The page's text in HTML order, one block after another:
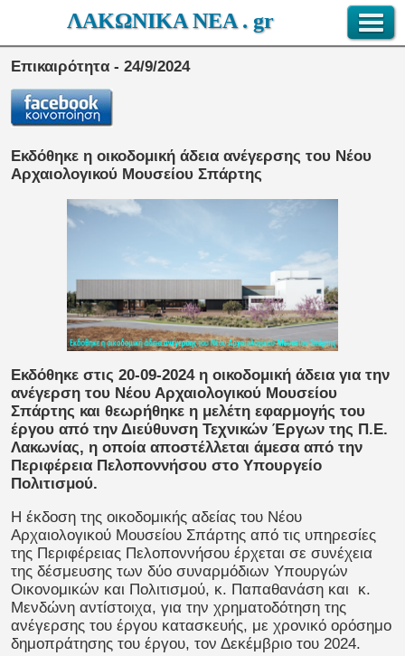
ΛΑΚΩΝΙΚΑ ΝΕΑ . gr
Επικαιρότητα - 24/9/2024
Εκδόθηκε η οικοδομική άδεια ανέγερσης του Νέου
Αρχαιολογικού Μουσείου Σπάρτης
Εκδόθηκε στις 20-09-2024 η οικοδομική άδεια για την
ανέγερση του Νέου Αρχαιολογικού Μουσείου
Σπάρτης και θεωρήθηκε η μελέτη εφαρμογής του
έργου από την Διεύθυνση Τεχνικών Έργων της Π.Ε.
Λακωνίας, η οποία αποστέλλεται άμεσα από την
Περιφέρεια Πελοποννήσου στο Υπουργείο
Πολιτισμού.
Η έκδοση της οικοδομικής αδείας του Νέου
Αρχαιολογικού Μουσείου Σπάρτης από τις υπηρεσίες
της Περιφέρειας Πελοποννήσου έρχεται σε συνέχεια
της δέσμευσης των δύο συναρμόδιων Υπουργών
Οικονομικών και Πολιτισμού, κ. Παπαθανάση και κ.
Μενδώνη αντίστοιχα, για την χρηματοδότηση της
ανέγερσης του έργου κατασκευής, με χρονικό ορόσημο
δημοπράτησης του έργου, τον Δεκέμβριο του 2024.